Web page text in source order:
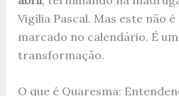
Vigília Pascal. Mas este não
marcado no calendário. É
transformação.
O que é Quaresma: